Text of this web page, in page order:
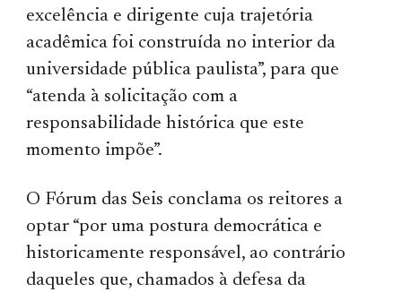
excelência e dirigente cuja trajetória
acadêmica foi construída no interior da
universidade pública paulista”, para que
“atenda à solicitação com a
responsabilidade histórica que este
momento impõe”.
O Fórum das Seis conclama os reitores a
optar “por uma postura democrática e
historicamente responsável, ao contrário
daqueles que, chamados à defesa da